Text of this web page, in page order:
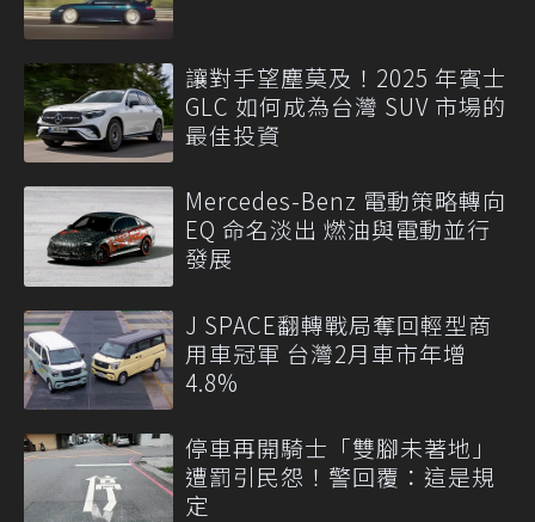
讓對手望塵莫及！2025 年賓士
GLC 如何成為台灣 SUV 市場的
最佳投資
Mercedes-Benz 電動策略轉向
EQ 命名淡出 燃油與電動並行
發展
J SPACE翻轉戰局奪回輕型商
用車冠軍 台灣2月車市年增
4.8%
停車再開騎士「雙腳未著地」
遭罰引民怨！警回覆：這是規
定